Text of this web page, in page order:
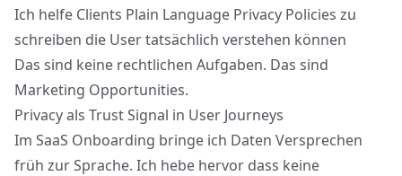
Ich helfe Clients Plain Language Privacy Policies zu
schreiben die User tatsächlich verstehen können
Das sind keine rechtlichen Aufgaben. Das sind
Marketing Opportunities.
Privacy als Trust Signal in User Journeys
Im SaaS Onboarding bringe ich Daten Versprechen
früh zur Sprache. Ich hebe hervor dass keine